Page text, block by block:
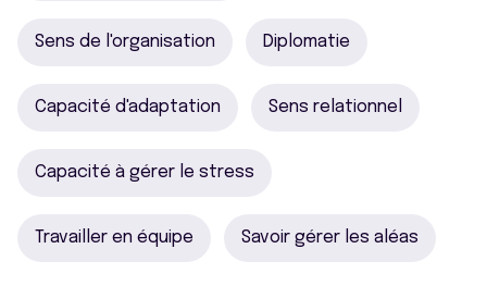
Sens de l'organisation Diplomatie
Capacité d'adaptation Sens relationnel
Capacité à gérer le stress
Travailler en équipe Savoir gérer les aléas